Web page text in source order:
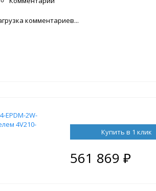
комментариев...
EPDM-2W-
4V210-
Купить в 1 клик
561 869₽